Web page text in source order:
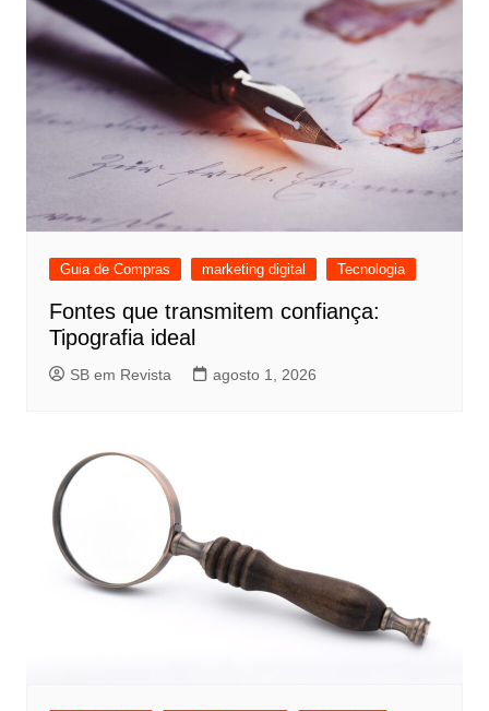
Guia de Compras marketing digital Tecnologia
Fontes que transmitem confiança:
Tipografia ideal
SB em Revista agosto 1, 2026